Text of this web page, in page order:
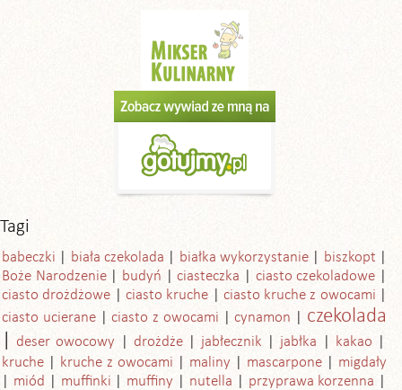
Tagi
babeczki biała czekolada białka wykorzystanie
biszkopt
Boże Narodzenie
budyń ciasteczka
ciasto czekoladowe
ciasto drożdżowe
ciasto kruche
ciasto kruche z owocami
ciasto ucierane
ciasto z owocami cynamon czekolada
deser owocowy drożdże jabłecznik jabłka
kakao
kruche
kruche z owocami maliny mascarpone
migdały
miód
muffinki muffiny nutella
przyprawa korzenna